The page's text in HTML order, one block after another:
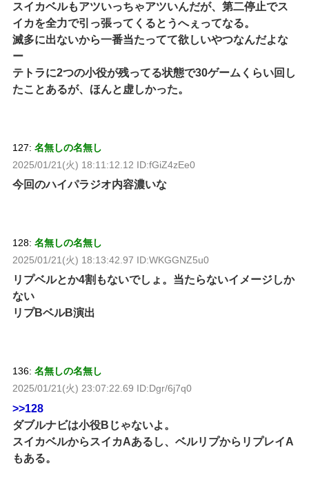
スイカベルもアツいっちゃアツいんだが、第二停止でス
イカを全力で引っ張ってくるとうへぇってなる。
滅多に出ないから一番当たってて欲しいやつなんだよな
ー
テトラに2つの小役が残ってる状態で30ゲームくらい回し
たことあるが、ほんと虚しかった。
127: 名無しの名無し
2025/01/21(火) 18:11:12.12 ID:fGiZ4zEe0
今回のハイパラジオ内容濃いな
128: 名無しの名無し
2025/01/21(火) 18:13:42.97 ID:WKGGNZ5u0
リプベルとか4割もないでしょ。当たらないイメージしか
ない
リプBベルB演出
136: 名無しの名無し
2025/01/21(火) 23:07:22.69 ID:Dgr/6j7q0
>>128
ダブルナビは小役Bじゃないよ。
スイカベルからスイカAあるし、ベルリプからリプレイA
もある。